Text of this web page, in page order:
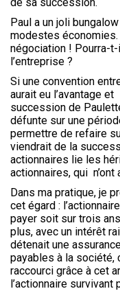
Paul a un joli
modestes économies.
négociation ! Pourra-
l’entreprise ?
Si une convention
aurait eu l’avantage
succession de
défunte sur une
permettre de refaire
viendrait de la
actionnaires lie les
actionnaires, qui n’ont
Dans ma pratique, je
cet égard :
payer soit sur trois
plus, avec un intérêt
détenait une
payables à la
raccourci grâce à cet
l’actionnaire survivant